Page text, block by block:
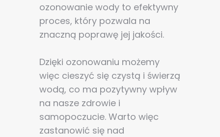
ozonowanie wody to efektywny
proces, który pozwala na
znaczną poprawę jej jakości.
Dzięki ozonowaniu możemy
więc cieszyć się czystą i świerzą
wodą, co ma pozytywny wpływ
na nasze zdrowie i
samopoczucie. Warto więc
zastanowić się nad